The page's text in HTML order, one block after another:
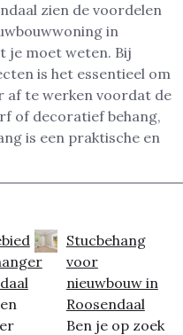
zien de voordelen
in
je moet weten. Bij
is het essentieel om
af te werken voordat de
of decoratief behang,
is een praktische en
Stucbehang
voor
nieuwbouw in
Roosendaal
Ben je op zoek